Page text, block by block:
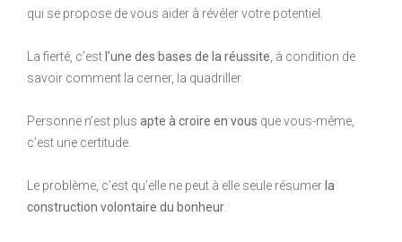
qui se propose de vous aider à révéler votre potentiel.
La fierté, c’est l’une des bases de la réussite , à condition de
savoir comment la cerner, la quadriller.
Personne n’est plus apte à croire en vous que vous-même,
c’est une certitude.
Le problème, c’est qu’elle ne peut à elle seule résumer la
construction volontaire du bonheur